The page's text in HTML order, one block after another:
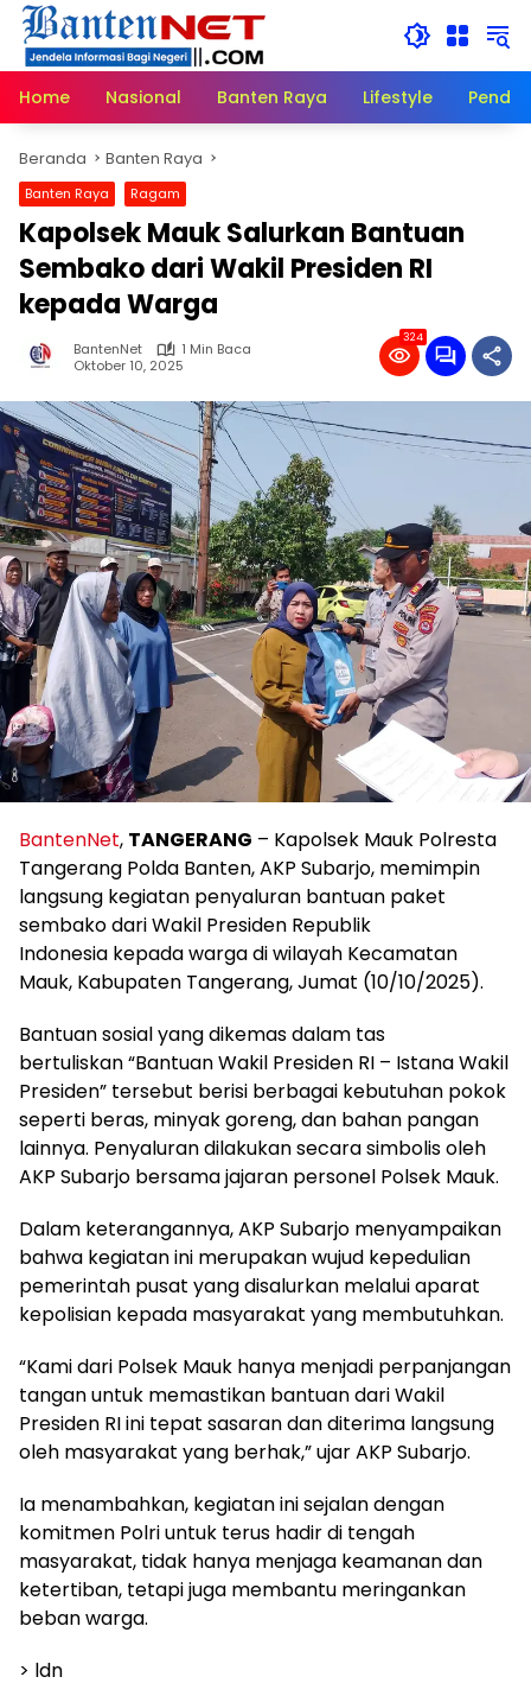
Langsung
konten
Home
Nasional Banten Raya Lifestyle
Beranda Banten Raya
Banten Raya Ragam
Kapolsek Mauk Salurkan Bantuan
Sembako dari Wakil Presiden RI
kepada Warga
BantenNet
1 Min Baca
Oktober 10, 2025
324
BantenNet, TANGERANG – Kapolsek Mauk Polresta
Tangerang Polda Banten, AKP Subarjo, memimpin
langsung kegiatan penyaluran bantuan paket
sembako dari Wakil Presiden Republik
Indonesia kepada warga di wilayah Kecamatan
Mauk, Kabupaten Tangerang, Jumat (10/10/2025).
Bantuan sosial yang dikemas dalam tas
bertuliskan “Bantuan Wakil Presiden RI – Istana Wakil
Presiden” tersebut berisi berbagai kebutuhan pokok
seperti beras, minyak goreng, dan bahan pangan
lainnya. Penyaluran dilakukan secara simbolis oleh
AKP Subarjo bersama jajaran personel Polsek Mauk.
Dalam keterangannya, AKP Subarjo menyampaikan
bahwa kegiatan ini merupakan wujud kepedulian
pemerintah pusat yang disalurkan melalui aparat
kepolisian kepada masyarakat yang membutuhkan.
“Kami dari Polsek Mauk hanya menjadi perpanjangan
tangan untuk memastikan bantuan dari Wakil
Presiden RI ini tepat sasaran dan diterima langsung
oleh masyarakat yang berhak,” ujar AKP Subarjo.
Ia menambahkan, kegiatan ini sejalan dengan
komitmen Polri untuk terus hadir di tengah
masyarakat, tidak hanya menjaga keamanan dan
ketertiban, tetapi juga membantu meringankan
beban warga.
> ldn